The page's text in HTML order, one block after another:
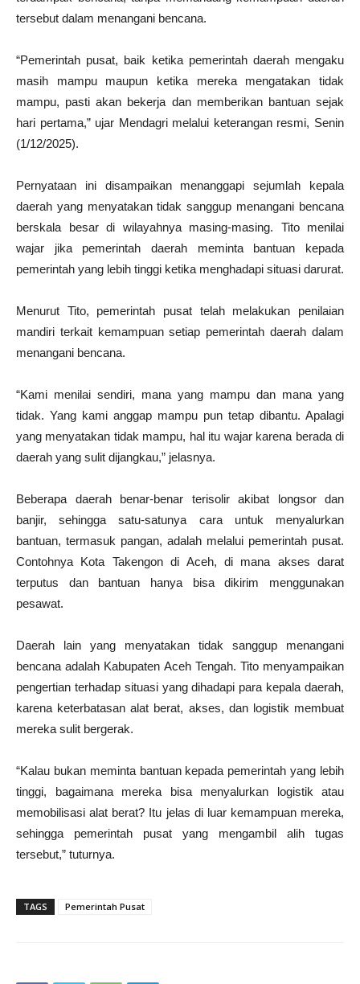
tersebut dalam menangani bencana.
“Pemerintah pusat, baik ketika pemerintah daerah mengaku
masih mampu maupun ketika mereka mengatakan tidak
mampu, pasti akan bekerja dan memberikan bantuan sejak
hari pertama,” ujar Mendagri melalui keterangan resmi, Senin
(1/12/2025).
Pernyataan ini disampaikan menanggapi sejumlah kepala
daerah yang menyatakan tidak sanggup menangani bencana
berskala besar di wilayahnya masing-masing. Tito menilai
wajar jika pemerintah daerah meminta bantuan kepada
pemerintah yang lebih tinggi ketika menghadapi situasi darurat.
Menurut Tito, pemerintah pusat telah melakukan penilaian
mandiri terkait kemampuan setiap pemerintah daerah dalam
menangani bencana.
“Kami menilai sendiri, mana yang mampu dan mana yang
tidak. Yang kami anggap mampu pun tetap dibantu. Apalagi
yang menyatakan tidak mampu, hal itu wajar karena berada di
daerah yang sulit dijangkau,” jelasnya.
Beberapa daerah benar-benar terisolir akibat longsor dan
banjir, sehingga satu-satunya cara untuk menyalurkan
bantuan, termasuk pangan, adalah melalui pemerintah pusat.
Contohnya Kota Takengon di Aceh, di mana akses darat
terputus dan bantuan hanya bisa dikirim menggunakan
pesawat.
Daerah lain yang menyatakan tidak sanggup menangani
bencana adalah Kabupaten Aceh Tengah. Tito menyampaikan
pengertian terhadap situasi yang dihadapi para kepala daerah,
karena keterbatasan alat berat, akses, dan logistik membuat
mereka sulit bergerak.
“Kalau bukan meminta bantuan kepada pemerintah yang lebih
tinggi, bagaimana mereka bisa menyalurkan logistik atau
memobilisasi alat berat? Itu jelas di luar kemampuan mereka,
sehingga pemerintah pusat yang mengambil alih tugas
tersebut,” tuturnya.
TAGS Pemerintah Pusat